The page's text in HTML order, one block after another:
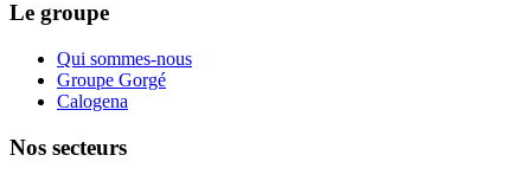
Le groupe
Qui sommes-nous
Groupe Gorgé
Calogena
Nos secteurs